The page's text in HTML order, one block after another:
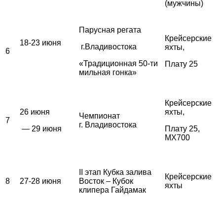
(мужчины)
6
18-23 июня
Парусная регата
г.Владивостока
«Традиционная 50-ти
мильная гонка»
Крейсерские
яхты,
Плату 25
7
26 июня
— 29 июня
Чемпионат
г. Владивостока
Крейсерские
яхты,
Плату 25,
MX700
8 27-28 июня
II этап Кубка залива
Восток – Кубок
клипера Гайдамак
Крейсерские
яхты